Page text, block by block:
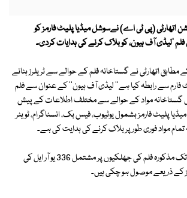
اتھارٹی (پی ٹی اے) نےسوشل میڈیا پلیٹ فارمز کو
'لیڈی آف ہیون، کو بلاک کرنے کی ہدایات کردی۔
اتھارٹی نے گستاخانہ فلم کے حوالے سے ٹریلرز ہٹانے
فارم سے رابطہ کیا ہے'' لیڈی آف ہیون'' کے عنوان سے فلم
گستاخانہ مواد کے حوالے سے مختلف اطلاعات کے پیش
پلیٹ فارمز بشمول یوٹیوب، فیس بک، انسٹاگرام، ٹویٹر
مواد فوری طور پر بلاک کرنے کی ہدایت کی ہے۔
پی ٹی اے کے مطابق اب تک مذکورہ فلم کی جھلکیوں پر مشتمل 336 یو آر ایل کی
کے ذریعے موصول ہو چکی ہیں۔